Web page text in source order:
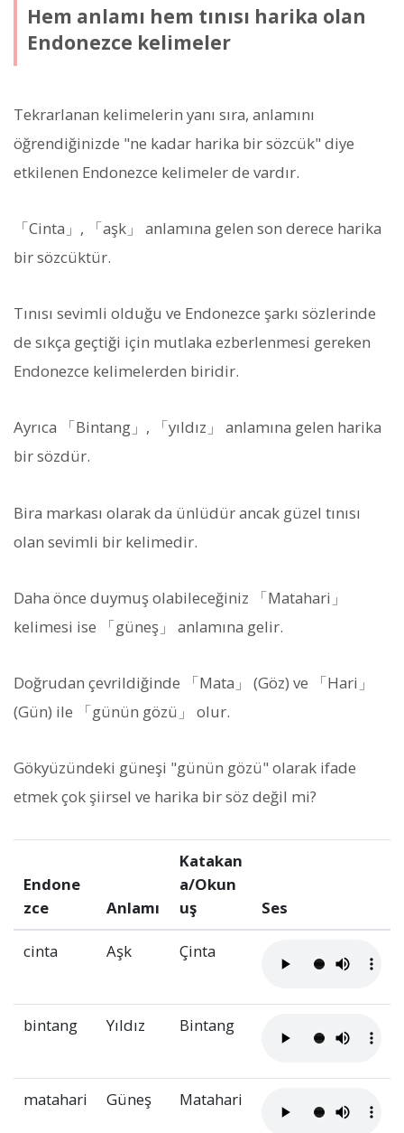
Hem anlamı hem tınısı harika olan
Endonezce kelimeler
Tekrarlanan kelimelerin yanı sıra, anlamını
öğrendiğinizde "ne kadar harika bir sözcük" diye
etkilenen Endonezce kelimeler de vardır.
「Cinta」, 「aşk」 anlamına gelen son derece harika
bir sözcüktür.
Tınısı sevimli olduğu ve Endonezce şarkı sözlerinde
de sıkça geçtiği için mutlaka ezberlenmesi gereken
Endonezce kelimelerden biridir.
Ayrıca 「Bintang」, 「yıldız」 anlamına gelen harika
bir sözdür.
Bira markası olarak da ünlüdür ancak güzel tınısı
olan sevimli bir kelimedir.
Daha önce duymuş olabileceğiniz 「Matahari」
kelimesi ise 「güneş」 anlamına gelir.
Doğrudan çevrildiğinde 「Mata」 (Göz) ve 「Hari」
(Gün) ile 「günün gözü」 olur.
Gökyüzündeki güneşi "günün gözü" olarak ifade
etmek çok şiirsel ve harika bir söz değil mi?
Endone
zce
Anlamı
Katakan
a/Okun
uş
Ses
cinta Aşk Çinta
bintang Yıldız Bintang
matahari Güneş Matahari